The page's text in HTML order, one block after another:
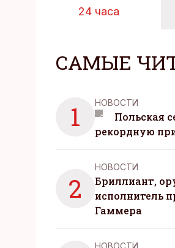
24 часа
САМЫЕ
1 НОВОСТИ
Польская
рекордную
2
НОВОСТИ
Бриллиант,
исполнитель
Гаммера
НОВОСТИ